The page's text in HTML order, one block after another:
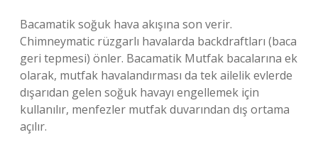
Bacamatik soğuk hava akışına son verir.
Chimneymatic rüzgarlı havalarda backdraftları (baca
geri tepmesi) önler. Bacamatik Mutfak bacalarına ek
olarak, mutfak havalandırması da tek ailelik evlerde
dışarıdan gelen soğuk havayı engellemek için
kullanılır, menfezler mutfak duvarından dış ortama
açılır.